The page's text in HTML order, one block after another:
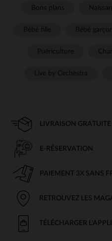
LIVRAISON
E-RÉSERVATION
PAIEMENT 3X SANS
RETROUVEZ LES
TÉLÉCHARGER L'APPLI